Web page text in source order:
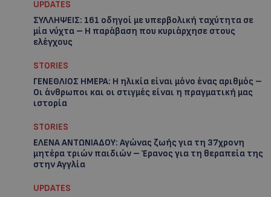
UPDATES
ΣΥΛΛΗΨΕΙΣ: 161 οδηγοί με υπερβολική ταχύτητα σε
μία νύχτα – Η παράβαση που κυριάρχησε στους
ελέγχους
STORIES
ΓΕΝΕΘΛΙΟΣ ΗΜΕΡΑ: Η ηλικία είναι μόνο ένας αριθμός –
Οι άνθρωποι και οι στιγμές είναι η πραγματική μας
ιστορία
STORIES
ΕΛΕΝΑ ΑΝΤΩΝΙΑΔΟΥ: Αγώνας ζωής για τη 37χρονη
μητέρα τριών παιδιών – Έρανος για τη θεραπεία της
στην Αγγλία
UPDATES